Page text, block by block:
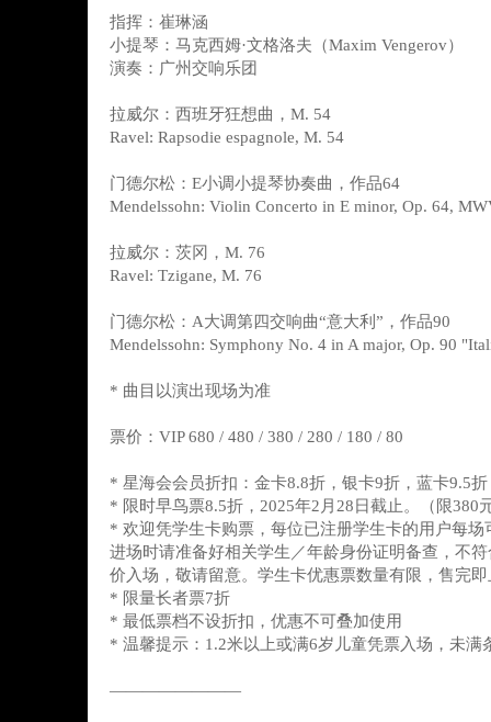
指挥：崔琳涵
小提琴：马克西姆·文格洛夫（Maxim Vengerov）
演奏：广州交响乐团
拉威尔：西班牙狂想曲，M. 54
Ravel: Rapsodie espagnole, M. 54
门德尔松：E小调小提琴协奏曲，作品64
Mendelssohn: Violin Concerto in E minor, Op. 64,
拉威尔：茨冈，M. 76
Ravel: Tzigane, M. 76
门德尔松：A大调第四交响曲“意大利”，作品90
Mendelssohn: Symphony No. 4 in A major, Op. 90
* 曲目以演出现场为准
票价：VIP 680 / 480 / 380 / 280 / 180 / 80
* 星海会会员折扣：金卡8.8折，银卡9折，蓝卡9.5折
* 限时早鸟票8.5折，2025年2月28日截止。（限380
* 欢迎凭学生卡购票，每位已注册学生卡的用户每场
进场时请准备好相关学生／年龄身份证明备查，不
价入场，敬请留意。学生卡优惠票数量有限，售完即
* 限量长者票7折
* 最低票档不设折扣，优惠不可叠加使用
* 温馨提示：1.2米以上或满6岁儿童凭票入场，未满
————————